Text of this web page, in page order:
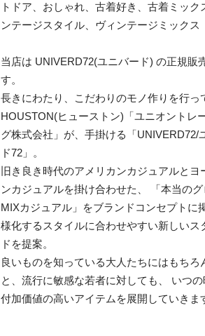
トドア、おしゃれ、古着好き、古着ミック
ンテージスタイル、ヴィンテージミックス
当店は UNIVERD72(ユニバード) の正規販
す。
長きにわたり、こだわりのモノ作りを行っ
HOUSTON(ヒューストン)「ユニオントレ
グ株式会社」が、手掛ける「UNIVERD72/
ド72」。
旧き良き時代のアメリカンカジュアルとヨ
ンカジュアルを掛け合わせた、 「本当の
MIXカジュアル」をブランドコンセプトに
様化するスタイルに合わせやすい新しいス
ドを提案。
良いものを知っている大人たちにはもちろ
と、流行に敏感な若者に対しても、 いつの
付加価値の高いアイテムを展開していきま